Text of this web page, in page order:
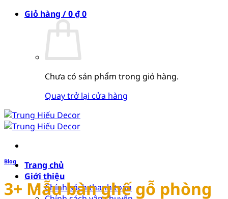
Giỏ hàng /0₫0
Chưa có sản phẩm trong giỏ hàng.
Quay trở lại cửa hàng
Trang chủ
Giới thiệu
Chính sách thanh toán
Blog
3+ Mẫu bàn ghế gỗ phòng